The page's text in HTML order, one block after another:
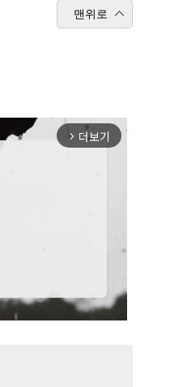
맨위로
arrow_forward_ios 더보기